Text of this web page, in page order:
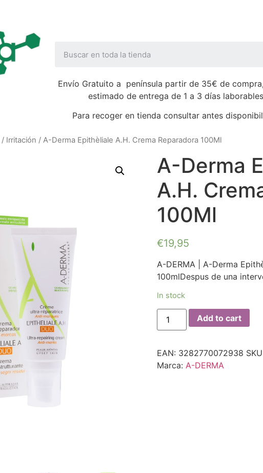
Envío Gratuito a península partir de 35€ de
estimado de entrega de 1 a 3 días laborables
Para recoger en tienda consultar antes
/ Irritación / A-Derma Epithèliale A.H. Crema Reparadora 100Ml
A-Derma
A.H.
100Ml
€19,95
A-DERMA | A-Derma
100mlDespus de una
In stock
Add to cart
EAN: 3282770072938
Marca: A-DERMA